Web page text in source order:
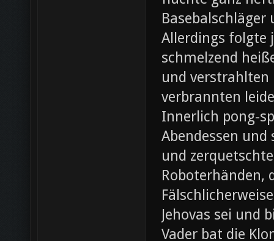
Allerdings folgte
schmelzend
und verstrahlten
verbrannten
Innerlich pong-
Abendessen
und
Roboterhänden,
Jehovas sei und
Vader bat die